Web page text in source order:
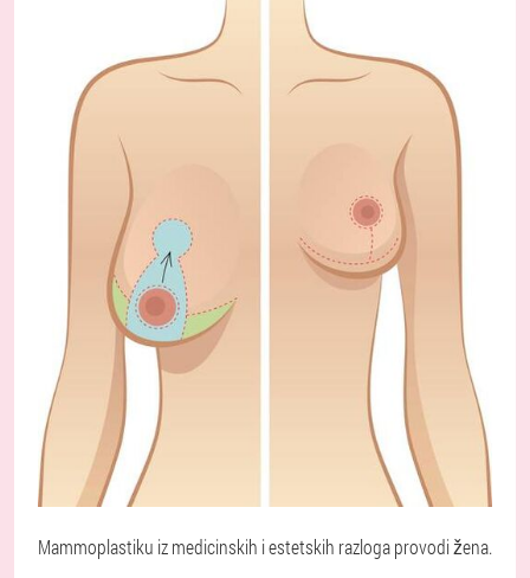
Mammoplastiku iz medicinskih i estetskih razloga provodi žena.